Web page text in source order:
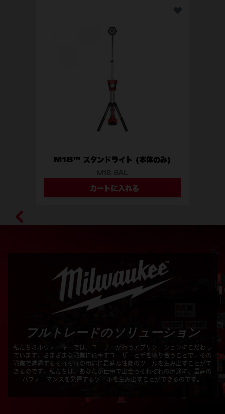
M18™ スタンドライト (本体のみ)
M18 SAL-0 APJ
カートに入れる
フルトレードのソリューション
私たちミルウォーキーでは、ユーザーが行うアプリケーションにこだわっ
ています。さまざまな職業に従事すユーザーと手を取り合うことで、その
職業で遭遇するそれぞれの用途に最適な性能のツールを生み出すことがで
きるのです。私たちは、あなたが仕事で出会うそれぞれの用途に、最高の
パフォーマンスを発揮するツールを生み出すことができるのです。